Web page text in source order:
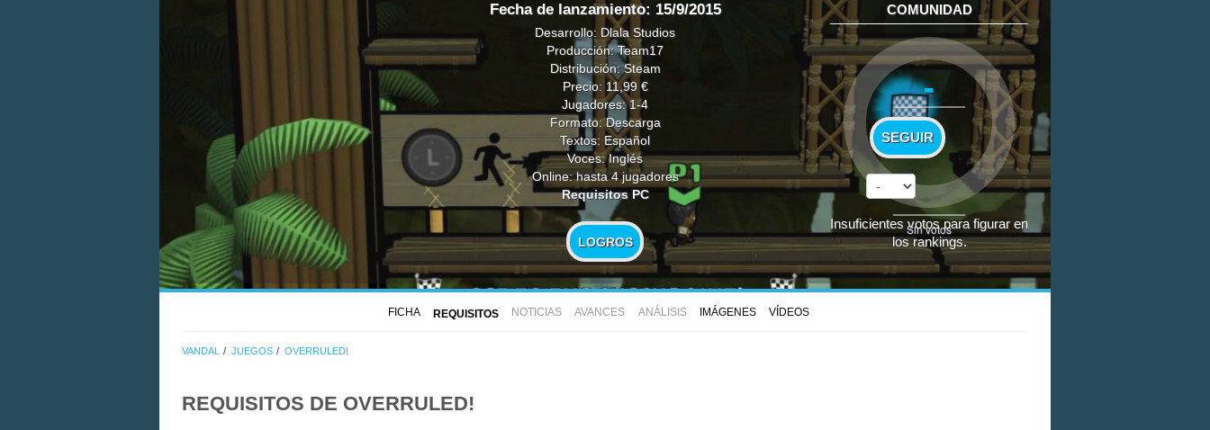
Fecha de lanzamiento: 15/9/2015
Desarrollo: Dlala Studios
Producción: Team17
Distribución: Steam
Precio: 11,99 €
Jugadores: 1-4
Formato: Descarga
Textos: Español
Voces: Inglés
Online: hasta 4 jugadores
Requisitos PC
LOGROS
COMUNIDAD
-
SEGUIR
Sin votos
Insuficientes votos para figurar en
los rankings.
FICHA REQUISITOS NOTICIAS AVANCES ANÁLISIS IMÁGENES VÍDEOS
VANDAL JUEGOS OVERRULED!
REQUISITOS DE OVERRULED!